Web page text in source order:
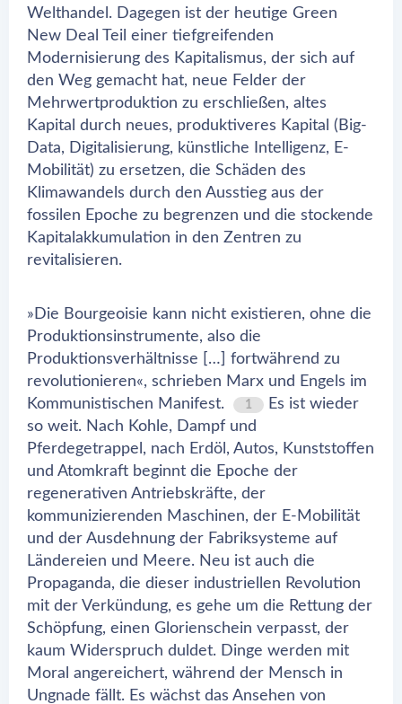
Welthandel. Dagegen ist der heutige Green
New Deal Teil einer tiefgreifenden
Modernisierung des Kapitalismus, der sich auf
den Weg gemacht hat, neue Felder der
Mehrwertproduktion zu erschließen, altes
Kapital durch neues, produktiveres Kapital (Big-
Data, Digitalisierung, künstliche Intelligenz, E-
Mobilität) zu ersetzen, die Schäden des
Klimawandels durch den Ausstieg aus der
fossilen Epoche zu begrenzen und die stockende
Kapitalakkumulation in den Zentren zu
revitalisieren.
»Die Bourgeoisie kann nicht existieren, ohne die
Produktionsinstrumente, also die
Produktionsverhältnisse […] fortwährend zu
revolutionieren«, schrieben Marx und Engels im
Kommunistischen Manifest.
1
Es ist wieder
so weit. Nach Kohle, Dampf und
Pferdegetrappel, nach Erdöl, Autos, Kunststoffen
und Atomkraft beginnt die Epoche der
regenerativen Antriebskräfte, der
kommunizierenden Maschinen, der E-Mobilität
und der Ausdehnung der Fabriksysteme auf
Ländereien und Meere. Neu ist auch die
Propaganda, die dieser industriellen Revolution
mit der Verkündung, es gehe um die Rettung der
Schöpfung, einen Glorienschein verpasst, der
kaum Widerspruch duldet. Dinge werden mit
Moral angereichert, während der Mensch in
Ungnade fällt. Es wächst das Ansehen von